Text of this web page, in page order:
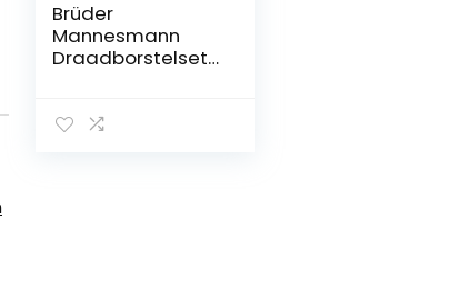
Brüder
Mannesmann
Draadborstelset,